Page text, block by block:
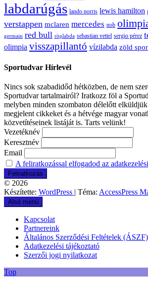
labdarúgás lando norris lewis hamilton
verstappen mclaren mercedes nob
germain red bull röplabda sebastian vettel sergio pérez
olimpia visszapillantó vízilabda zöld
Sportudvar Hírlevél
Nincs sok szabadidőd hétközben, de nem
Sportudvar tartalmairól? Iratkozz föl a
melyben minden szombaton délelőtt
megjelent cikkeket és a hétvége magyar
közvetítéseinek listáját is. Tarts velünk!
Vezetéknév
Keresztnév
Email
A feliratkozással elfogadod az
© 2026
Készítette: WordPress | Téma: AccessPress
Alsó menü
Kapcsolat
Partnereink
Általános Szerződési Feltételek (ÁSZF)
Adatkezelési tájékoztató
Szerzői jogi nyilatkozat
Top